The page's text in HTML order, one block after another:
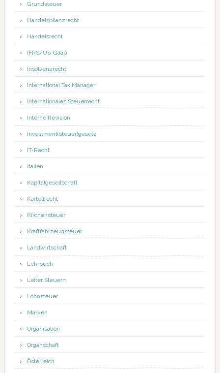
Grundsteuer
Handelsbilanzrecht
Handelsrecht
IFRS/US-Gaap
Insolvenzrecht
International Tax Manager
Internationales Steuerrecht
Interne Revision
Investment(steuer)gesetz
IT-Recht
Italien
Kapitalgesellschaft
Kartellrecht
Kirchensteuer
Kraftfahrzeugsteuer
Landwirtschaft
Lehrbuch
Leiter Steuern
Lohnsteuer
Marken
Organisation
Organschaft
Österreich